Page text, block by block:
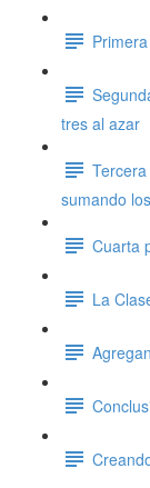
tres al azar
sumando
Cuarta
La